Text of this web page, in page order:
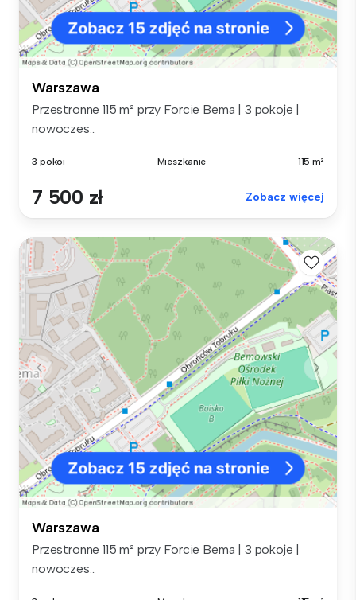
Warszawa
Przestronne 115 m² przy Forcie Bema | 3 pokoje |
nowoczes...
3 pokoi Mieszkanie 115 m²
7 500 zł Zobacz więcej
Warszawa
Przestronne 115 m² przy Forcie Bema | 3 pokoje |
nowoczes...